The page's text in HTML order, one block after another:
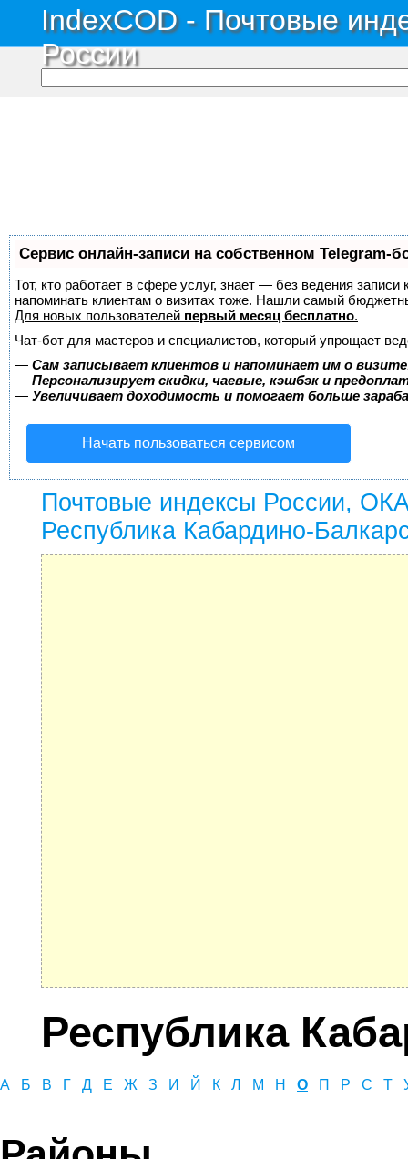
IndexCOD - Почтовые
России
Сервис онлайн-записи на собственном Telegram-
Тот, кто работает в сфере услуг, знает — без ведения
напоминать клиентам о визитах тоже. Нашли самый
Для новых пользователей первый месяц бесплатно.
Чат-бот для мастеров и специалистов, который упрощает
— Сам записывает клиентов и напоминает им о
— Персонализирует скидки, чаевые, кэшбэк и
— Увеличивает доходимость и помогает больше
Начать пользоваться сервисом
Почтовые индексы России,
Республика Кабардино-
Республика
А Б В Г Д Е Ж З И Й К Л М Н О П Р С Т